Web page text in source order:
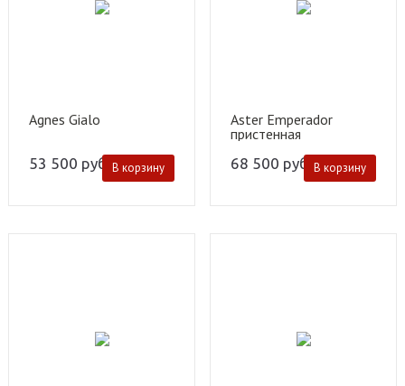
Agnes Gialo
53 500 руб. В корзину
Aster Emperador
пристенная
68 500 руб. В корзину